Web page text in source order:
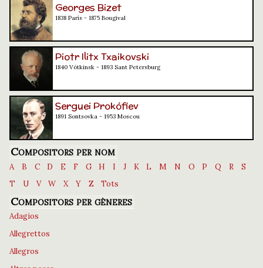
Georges Bizet
1838 París - 1875 Bougival
Piotr Ilitx Txaikovski
1840 Vótkinsk - 1893 Sant Petersburg
Serguei Prokófiev
1891 Sontsovka - 1953 Moscou
Compositors per nom
A B C D E F G H I J K L M N O P Q R
S
T
U V W X Y Z Tots
Compositors per gèneres
Adagios
Allegrettos
Allegros